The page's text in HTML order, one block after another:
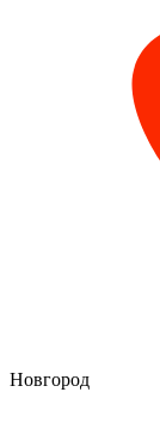
Новгород